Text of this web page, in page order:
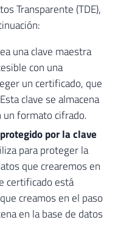
Transparente (TDE),
una clave maestra
con una
un certificado, que
clave se almacena
un formato cifrado.
por la clave
para proteger la
que crearemos en
certificado está
creamos en el paso
en la base de datos